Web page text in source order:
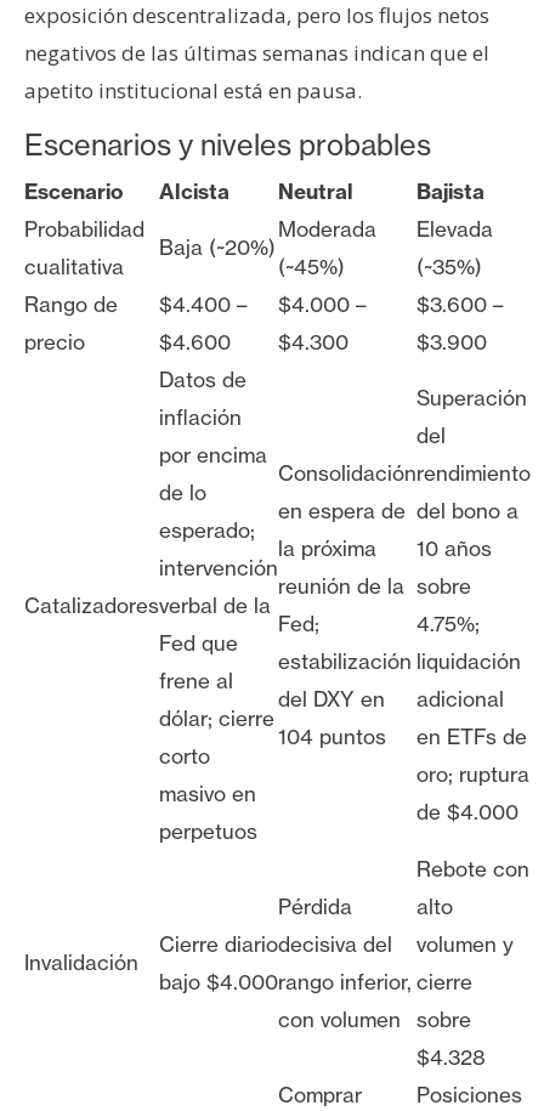
exposición descentralizada, pero los flujos netos
negativos de las últimas semanas indican que el
apetito institucional está en pausa.
Escenarios y niveles probables
Escenario Alcista Neutral
Bajista
Probabilidad
cualitativa
Baja (~20%)
Moderada
(~45%)
Elevada
(~35%)
Rango de
precio
$4.400 –
$4.600
$4.000 –
$4.300
$3.600 –
$3.900
Catalizadores
Datos de
inflación
por encima
de lo
esperado;
intervención
verbal de la
Fed que
frene al
dólar; cierre
corto
masivo en
perpetuos
Consolidación
en espera de
la próxima
reunión de la
Fed;
estabilización
del DXY en
104 puntos
Superación
del
rendimiento
del bono a
10 años
sobre
4.75%;
liquidación
adicional
en ETFs de
oro; ruptura
de $4.000
Invalidación
Cierre diario
bajo $4.000
Pérdida
decisiva del
rango inferior,
con volumen
Rebote con
alto
volumen y
cierre
sobre
$4.328
Comprar
Posiciones